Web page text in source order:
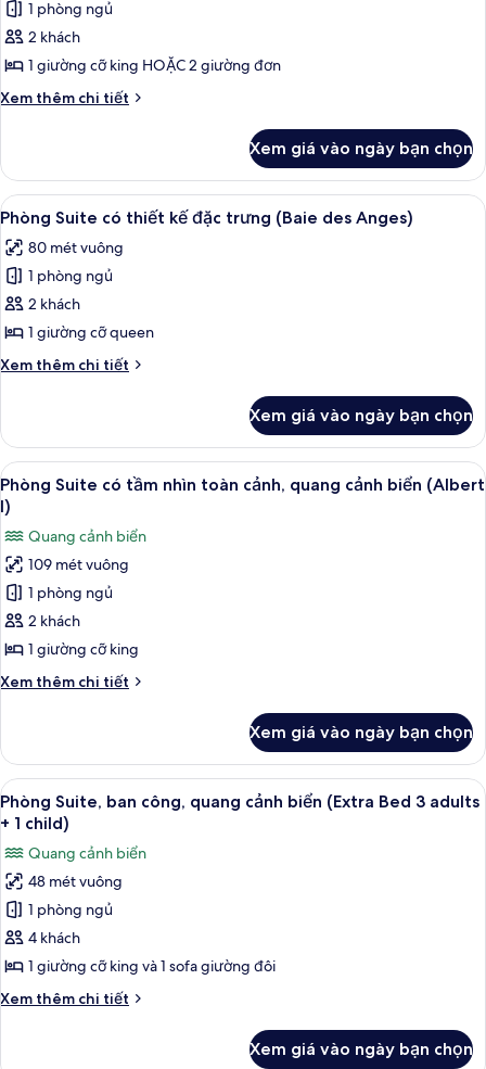
children)
(Extra
Bed
2
adults
+
Phòng
Suite
Junior,
quang
(Panoramic
view)
1 phòng ngủ
2 khách
1 giường cỡ king HOẶC 2 giường đơn
Xem thêm chi tiết
Chi
Phòng
Suite
Junior,
quang
cảnh
(Panoramic
view)
Xem giá vào ngày bạn chọn
Xem
tất
cả
ảnh
Phòng
Suite
có
thiết
đặc
trưng
(Baie
des
Anges)
Phòng Suite có thiết kế đặc trưng
4
Phòng Suite có thiết kế đặc trưng (Baie des Anges)
80 mét vuông
1 phòng ngủ
2 khách
1 giường cỡ queen
Xem thêm chi tiết
Chi
Phòng
Suite
có
thiết
kế
đặc
trưng
(Baie
des
Anges)
Xem giá vào ngày bạn chọn
Xem
tất
cả
ảnh
Phòng
Suite
có
tầm
nhìn
toàn
quang
cảnh
biển
(Albert
I)
Phòng Suite có tầm nhìn toàn
6
Phòng Suite có tầm nhìn toàn cảnh, quang cảnh biển (Albert
I)
Quang cảnh biển
109 mét vuông
1 phòng ngủ
2 khách
1 giường cỡ king
Xem thêm chi tiết
Chi
Phòng
Suite
có
tầm
toàn
cảnh,
quang
cảnh
biển
I)
Xem giá vào ngày bạn chọn
Xem
tất
ảnh
Phòng
Suite,
ban
công,
quang
cảnh
(Extra
Bộ đồ giường kháng dị ứng,
4
Phòng Suite, ban công, quang cảnh biển (Extra Bed 3 adults
+ 1 child)
Quang cảnh biển
48 mét vuông
1 phòng ngủ
4 khách
1 giường cỡ king và 1 sofa giường đôi
Xem thêm chi tiết
Chi
Xem giá vào ngày bạn chọn